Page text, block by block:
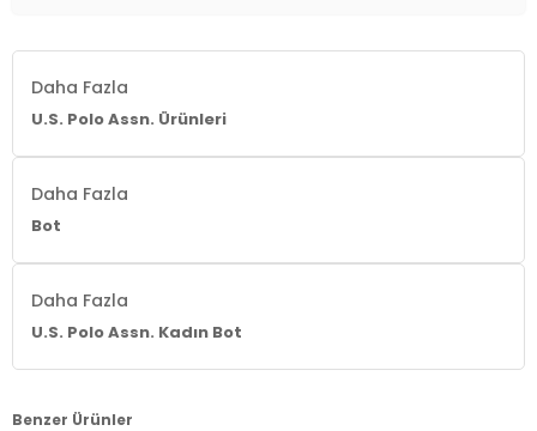
Daha Fazla
U.S. Polo Assn. Ürünleri
Daha Fazla
Bot
Daha Fazla
U.S. Polo Assn. Kadın Bot
Benzer Ürünler